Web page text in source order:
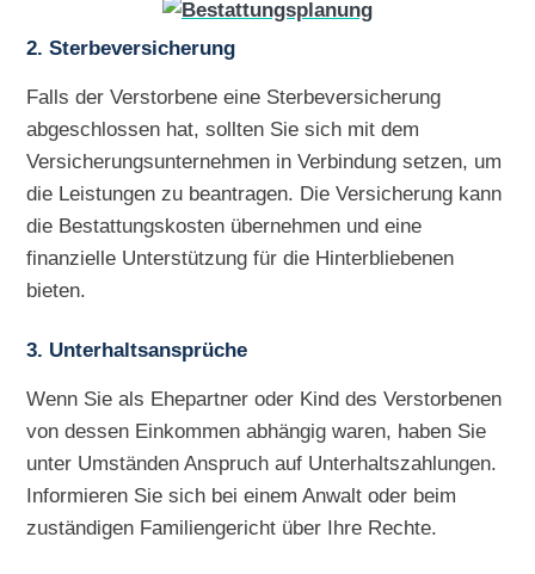
2. Sterbeversicherung
Falls der Verstorbene eine Sterbeversicherung
abgeschlossen hat, sollten Sie sich mit dem
Versicherungsunternehmen in Verbindung setzen, um
die Leistungen zu beantragen. Die Versicherung kann
die Bestattungskosten übernehmen und eine
finanzielle Unterstützung für die Hinterbliebenen
bieten.
3. Unterhaltsansprüche
Wenn Sie als Ehepartner oder Kind des Verstorbenen
von dessen Einkommen abhängig waren, haben Sie
unter Umständen Anspruch auf Unterhaltszahlungen.
Informieren Sie sich bei einem Anwalt oder beim
zuständigen Familiengericht über Ihre Rechte.